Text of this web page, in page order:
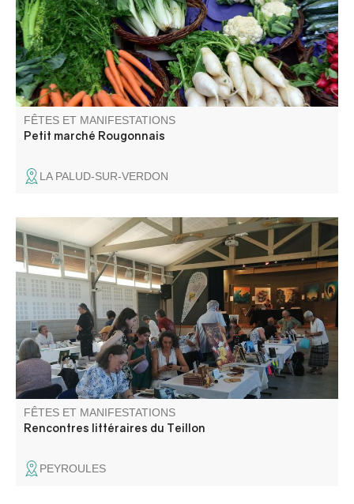
FÊTES ET MANIFESTATIONS
Petit marché Rougonnais
LA PALUD-SUR-VERDON
Salon du livre accueillant de nombreux auteurs.
Rencontres, interviews, espace lecture, dédicaces.
Animations autour du miel. Restauration sur place.
FÊTES ET MANIFESTATIONS
Rencontres littéraires du Teillon
PEYROULES